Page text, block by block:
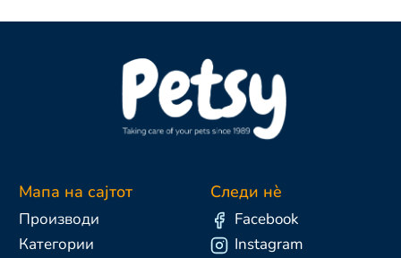
Мапа на сајтот
Производи
Категории
Следи нè
Facebook
Instagram